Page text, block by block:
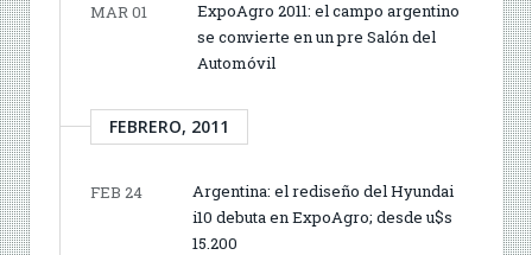
MAR 01
ExpoAgro 2011: el campo argentino
se convierte en un pre Salón del
Automóvil
FEBRERO, 2011
FEB 24
Argentina: el rediseño del Hyundai
i10 debuta en ExpoAgro; desde u$s
15.200